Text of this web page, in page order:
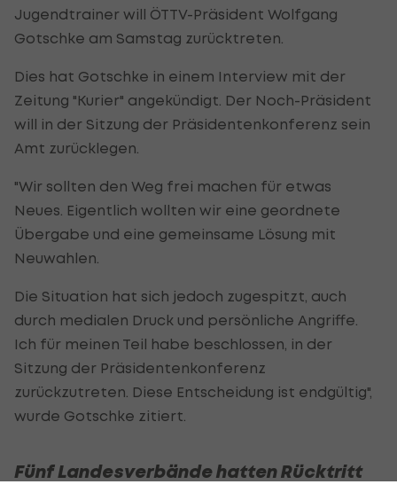
Jugendtrainer will ÖTTV-Präsident Wolfgang
Gotschke am Samstag zurücktreten.
Dies hat Gotschke in einem Interview mit der
Zeitung "Kurier" angekündigt. Der Noch-Präsident
will in der Sitzung der Präsidentenkonferenz sein
Amt zurücklegen.
"Wir sollten den Weg frei machen für etwas
Neues. Eigentlich wollten wir eine geordnete
Übergabe und eine gemeinsame Lösung mit
Neuwahlen.
Die Situation hat sich jedoch zugespitzt, auch
durch medialen Druck und persönliche Angriffe.
Ich für meinen Teil habe beschlossen, in der
Sitzung der Präsidentenkonferenz
zurückzutreten. Diese Entscheidung ist endgültig",
wurde Gotschke zitiert.
Fünf Landesverbände hatten Rücktritt